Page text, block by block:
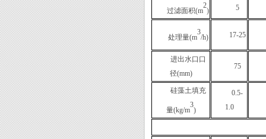
过滤面积(m
2
) 5
处理量(m
3
/h) 17-25
进出水口口
径(mm)
75
硅藻土填充
量(kg/m
3
)
0.5-
1.0